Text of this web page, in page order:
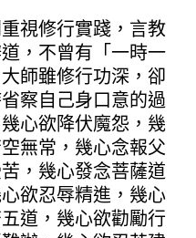
視修行實踐，言教
，不曾有「一時一
師雖修行功深，卻
察自己身口意的過
心欲降伏魔怨，幾
無常，幾心念報父
，幾心發念菩薩道
欲忍辱精進，幾心
道，幾心欲勸勵行